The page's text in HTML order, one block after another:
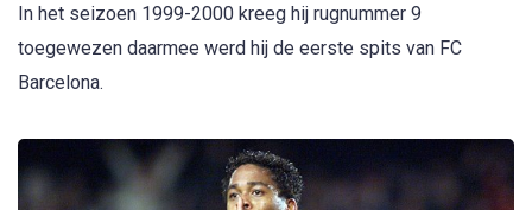
In het seizoen 1999-2000 kreeg hij rugnummer 9
toegewezen daarmee werd hij de eerste spits van FC
Barcelona.